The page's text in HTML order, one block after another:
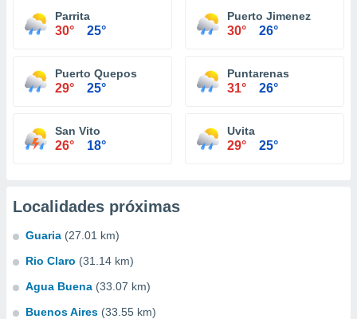
Parrita
30° 25°
Puerto Jimenez
30° 26°
Puerto Quepos
29° 25°
Puntarenas
31° 26°
San Vito
26° 18°
Uvita
29° 25°
Localidades próximas
Guaria (27.01 km)
Rio Claro (31.14 km)
Agua Buena (33.07 km)
Buenos Aires (33.55 km)